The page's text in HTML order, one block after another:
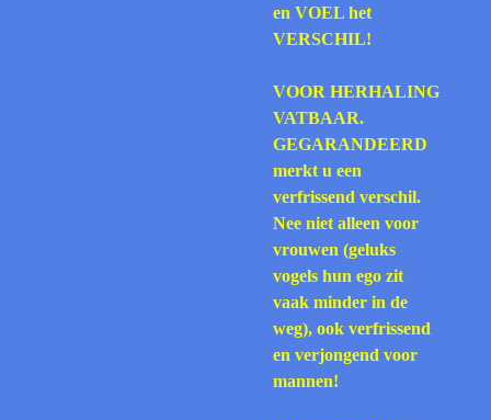
en VOEL het
VERSCHIL!
VOOR HERHALING
VATBAAR.
GEGARANDEERD
merkt u een
verfrissend verschil.
Nee niet alleen voor
vrouwen (geluks
vogels hun ego zit
vaak minder in de
weg), ook verfrissend
en verjongend voor
mannen!